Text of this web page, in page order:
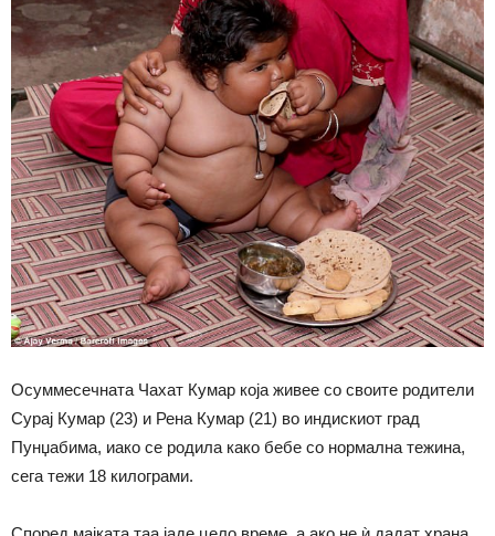
Осуммесечната Чахат Кумар која живее со своите родители
Сурај Кумар (23) и Рена Кумар (21) во индискиот град
Пунџабима, иако се родила како бебе со нормална тежина,
сега тежи 18 килограми.